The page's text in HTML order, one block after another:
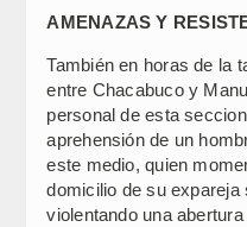
AMENAZAS Y
También en horas de la
entre Chacabuco y
personal de esta
aprehensión de un
este medio, quien
domicilio de su expareja
violentando una